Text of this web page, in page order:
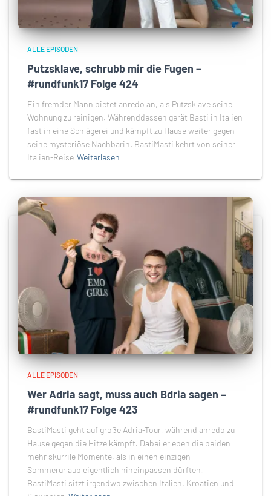
ALLE EPISODEN
Putzsklave, schrubb mir die Fugen –
#rundfunk17 Folge 424
Ein fremder Mann bietet anredo an, als Putzsklave seine
Wohnung zu reinigen. Währenddessen gerät Basti in Italien
fast in eine Schlägerei und kämpft zu Hause weiter gegen
seine mysteriöse Nachbarin. BastiMasti kehrt von seiner
Italien-Reise Weiterlesen
ALLE EPISODEN
Wer Adria sagt, muss auch Bdria sagen –
#rundfunk17 Folge 423
BastiMasti geht auf große Adria-Tour, während anredo zu
Hause gegen die Hitze kämpft. Dabei erleben die beiden
mehr skurrile Momente, als in einen einzigen
Sommerurlaub eigentlich hineinpassen dürften.
BastiMasti sitzt irgendwo zwischen Italien, Kroatien und